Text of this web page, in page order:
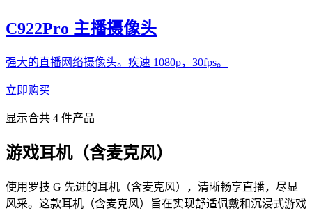
C922Pro 主播摄像头
强大的直播网络摄像头。疾速 1080p，30fps。
立即购买
显示合共 4 件产品
游戏耳机（含麦克风）
使用罗技 G 先进的耳机（含麦克风），清晰畅享直播，尽显
风采。这款耳机（含麦克风）旨在实现舒适佩戴和沉浸式游戏